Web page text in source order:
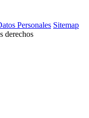
Personales Sitemap
derechos